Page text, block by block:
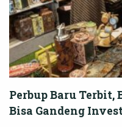
Perbup Baru
Bisa Gandeng